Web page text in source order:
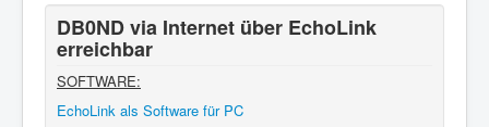
DB0ND via Internet über EchoLink
erreichbar
SOFTWARE:
EchoLink als Software für PC